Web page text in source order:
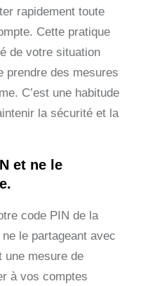
rapidement toute
Cette pratique
de votre situation
prendre des mesures
C’est une habitude
la sécurité et la
et ne le
code PIN de la
le partageant avec
une mesure de
à vos comptes